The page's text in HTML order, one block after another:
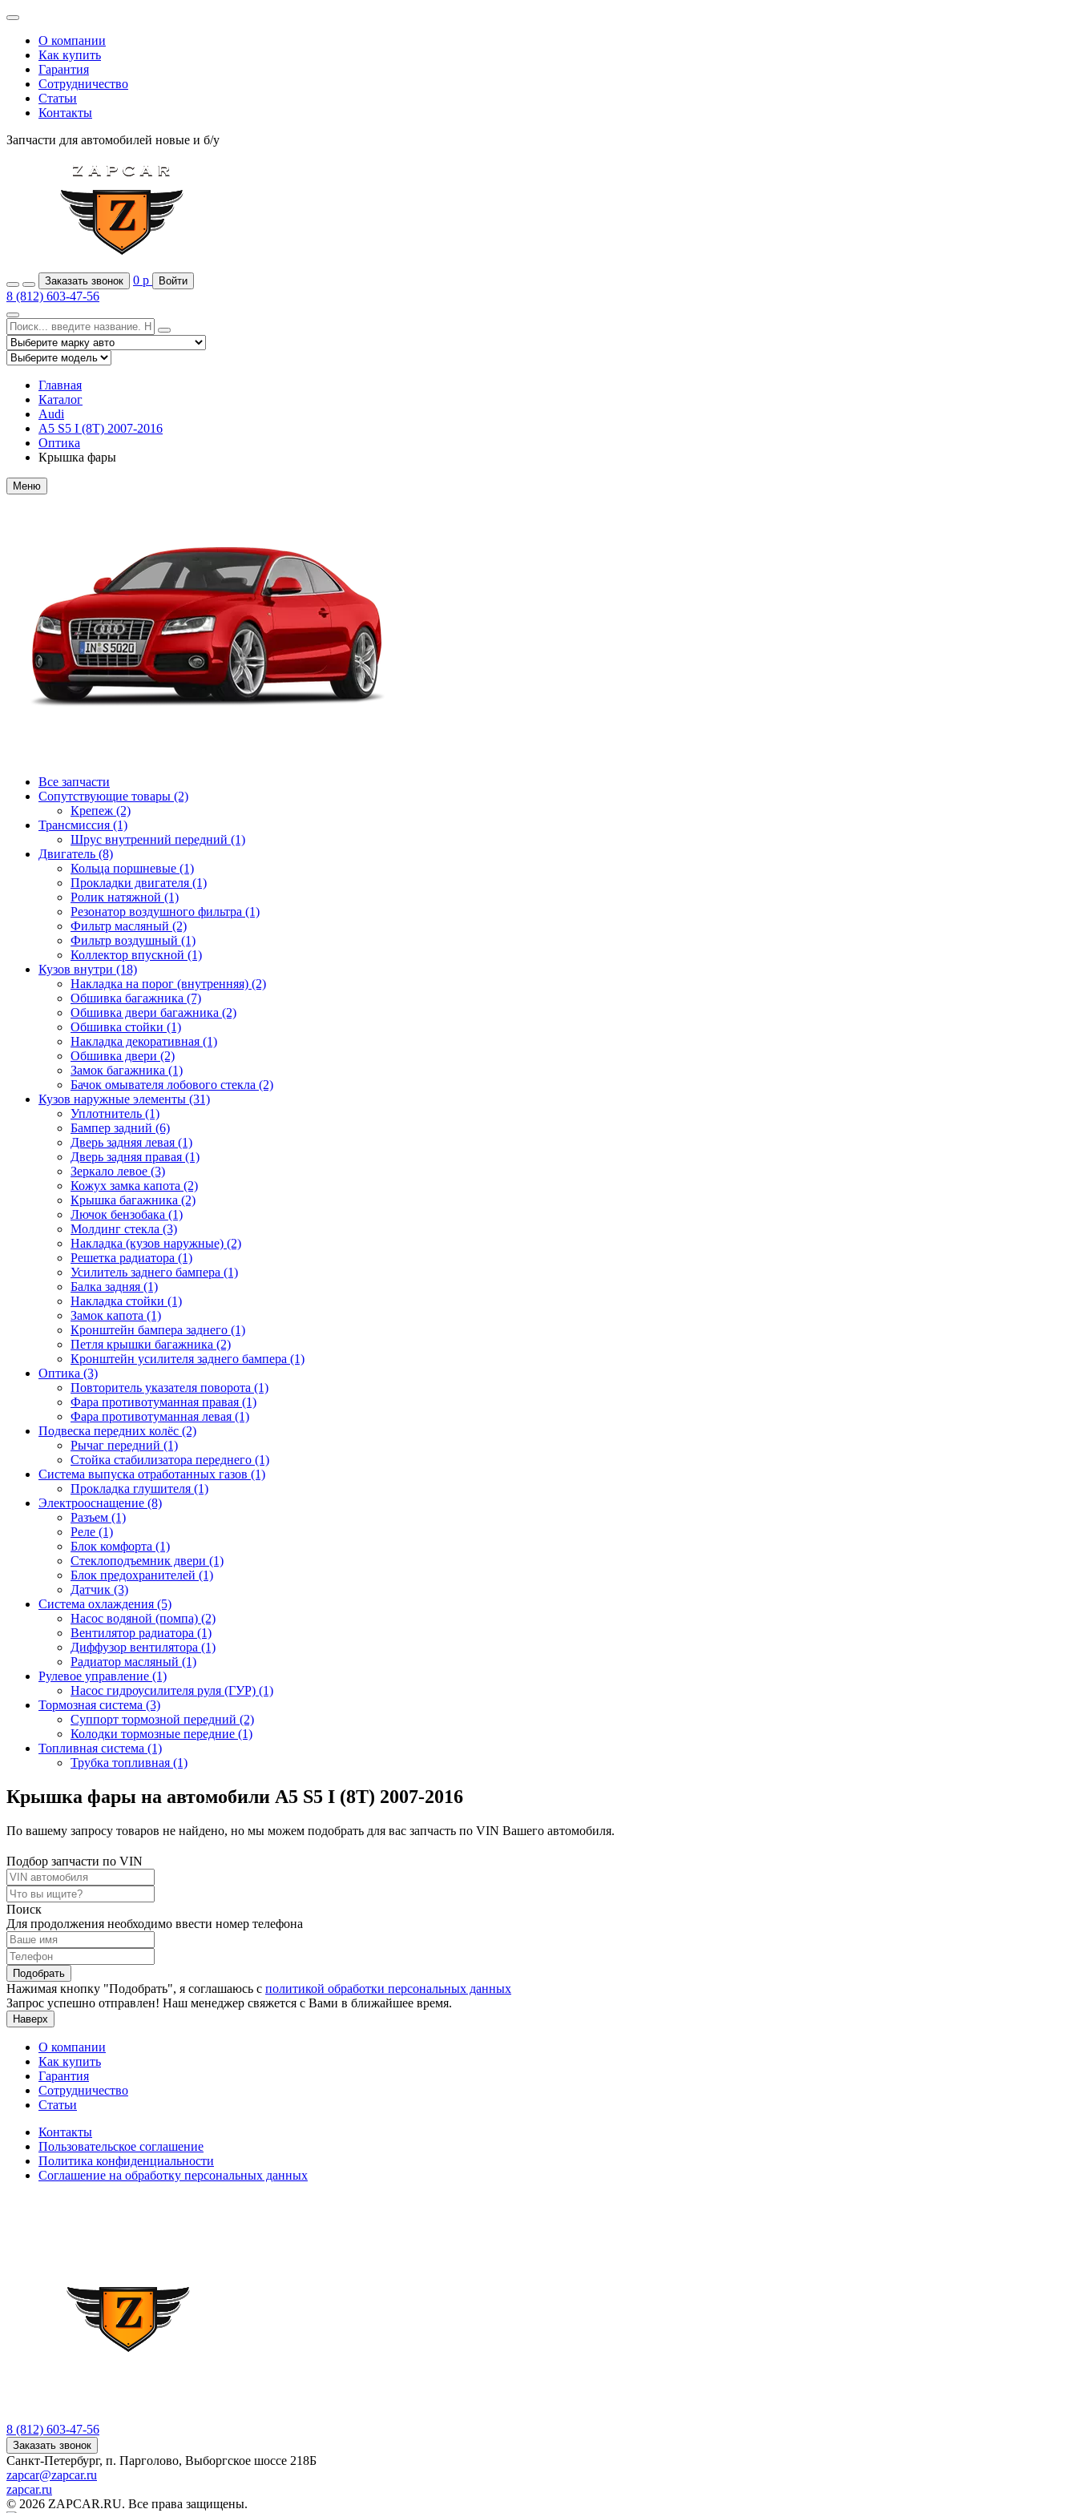
О компании
Как купить
Гарантия
Сотрудничество
Статьи
Контакты
Запчасти для автомобилей новые и б/у
Заказать звонок 0 р Войти
8 (812) 603-47-56
Главная
Каталог
Audi
A5 S5 I (8T) 2007-2016
Оптика
Крышка фары
Меню
Все запчасти
Сопутствующие товары (2)
Крепеж (2)
Трансмиссия (1)
Шрус внутренний передний (1)
Двигатель (8)
Кольца поршневые (1)
Прокладки двигателя (1)
Ролик натяжной (1)
Резонатор воздушного фильтра (1)
Фильтр масляный (2)
Фильтр воздушный (1)
Коллектор впускной (1)
Кузов внутри (18)
Накладка на порог (внутренняя) (2)
Обшивка багажника (7)
Обшивка двери багажника (2)
Обшивка стойки (1)
Накладка декоративная (1)
Обшивка двери (2)
Замок багажника (1)
Бачок омывателя лобового стекла (2)
Кузов наружные элементы (31)
Уплотнитель (1)
Бампер задний (6)
Дверь задняя левая (1)
Дверь задняя правая (1)
Зеркало левое (3)
Кожух замка капота (2)
Крышка багажника (2)
Лючок бензобака (1)
Молдинг стекла (3)
Накладка (кузов наружные) (2)
Решетка радиатора (1)
Усилитель заднего бампера (1)
Балка задняя (1)
Накладка стойки (1)
Замок капота (1)
Кронштейн бампера заднего (1)
Петля крышки багажника (2)
Кронштейн усилителя заднего бампера (1)
Оптика (3)
Повторитель указателя поворота (1)
Фара противотуманная правая (1)
Фара противотуманная левая (1)
Подвеска передних колёс (2)
Рычаг передний (1)
Стойка стабилизатора переднего (1)
Система выпуска отработанных газов (1)
Прокладка глушителя (1)
Электрооснащение (8)
Разъем (1)
Реле (1)
Блок комфорта (1)
Стеклоподъемник двери (1)
Блок предохранителей (1)
Датчик (3)
Система охлаждения (5)
Насос водяной (помпа) (2)
Вентилятор радиатора (1)
Диффузор вентилятора (1)
Радиатор масляный (1)
Рулевое управление (1)
Насос гидроусилителя руля (ГУР) (1)
Тормозная система (3)
Суппорт тормозной передний (2)
Колодки тормозные передние (1)
Топливная система (1)
Трубка топливная (1)
Крышка фары на автомобили A5 S5 I (8T) 2007-2016
По вашему запросу товаров не найдено, но мы можем подобрать для вас запчасть по VIN Вашего автомобиля.
Подбор запчасти по VIN
Поиск
Для продолжения необходимо ввести номер телефона
Подобрать
Нажимая кнопку "Подобрать", я соглашаюсь с политикой обработки персональных данных
Запрос успешно отправлен! Наш менеджер свяжется с Вами в ближайшее время.
Наверх
О компании
Как купить
Гарантия
Сотрудничество
Статьи
Контакты
Пользовательское соглашение
Политика конфиденциальности
Соглашение на обработку персональных данных
8 (812) 603-47-56
Заказать звонок
Санкт-Петербург, п. Парголово, Выборгское шоссе 218Б
zapcar@zapcar.ru
zapcar.ru
© 2026 ZAPCAR.RU. Все права защищены.